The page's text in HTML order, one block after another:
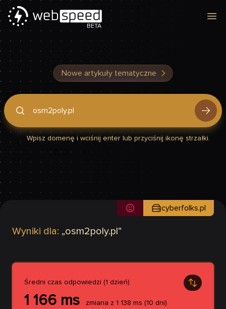
BETA
Nowe artykuły tematyczne
Podaj domenę, by sprawdzić, czy Twoja strona jest szybka
Wpisz domenę i wciśnij enter lub przyciśnij ikonę strzałki.
Wyniki dla: „osm2poly.pl ”
cyberfolks.pl
Średni czas odpowiedzi (1 dzień)
1 166 ms zmiana z 1 138 ms (10 dni)